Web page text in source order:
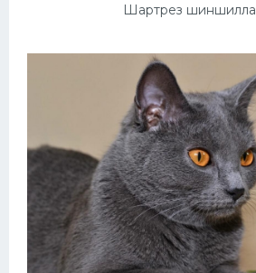
Шартрез шиншилла